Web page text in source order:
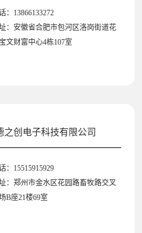
：13866133272
：安徽省合肥市包河区洛岗街道花
文财富中心4栋107室
之创电子科技有限公司
：15515915929
：郑州市金水区花园路畜牧路交叉
B座21楼69室